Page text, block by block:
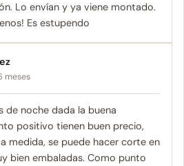
Lo envían y ya viene montado.
Es estupendo
meses
de noche dada la buena
positivo tienen buen precio,
medida, se puede hacer corte en
bien embaladas. Como punto